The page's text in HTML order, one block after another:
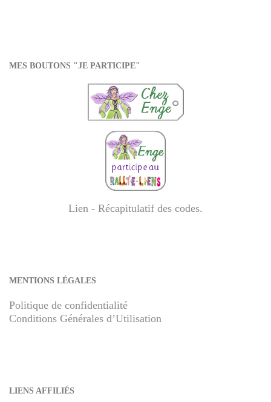
MES BOUTONS "JE PARTICIPE"
Lien - Récapitulatif des codes.
MENTIONS LÉGALES
Politique de confidentialité
Conditions Générales d’Utilisation
LIENS AFFILIÉS